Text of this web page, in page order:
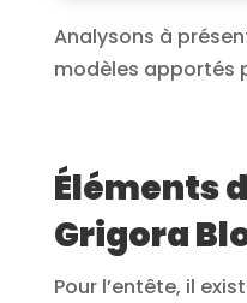
Analysons à
modèles apportés
Éléments
Grigora
Pour l’entête, il